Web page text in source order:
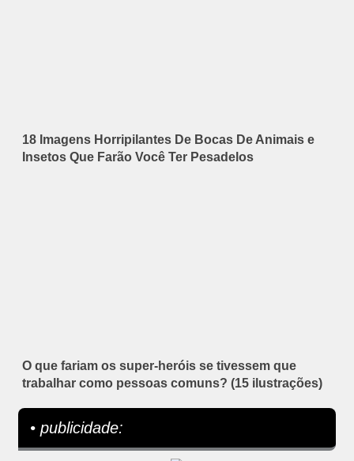
18 Imagens Horripilantes De Bocas De Animais e
Insetos Que Farão Você Ter Pesadelos
O que fariam os super-heróis se tivessem que
trabalhar como pessoas comuns? (15 ilustrações)
• publicidade: